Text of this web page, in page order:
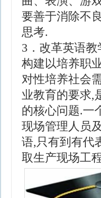
要善于消除不
思考.
3．改革英语教
构建以培养职
对性培养社会
业教育的要求,
的核心问题.一
现场管理人员
语,只有到有代
取生产现场工